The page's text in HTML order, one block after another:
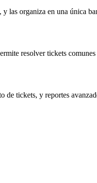
las organiza en una única
resolver tickets
de tickets, y reportes